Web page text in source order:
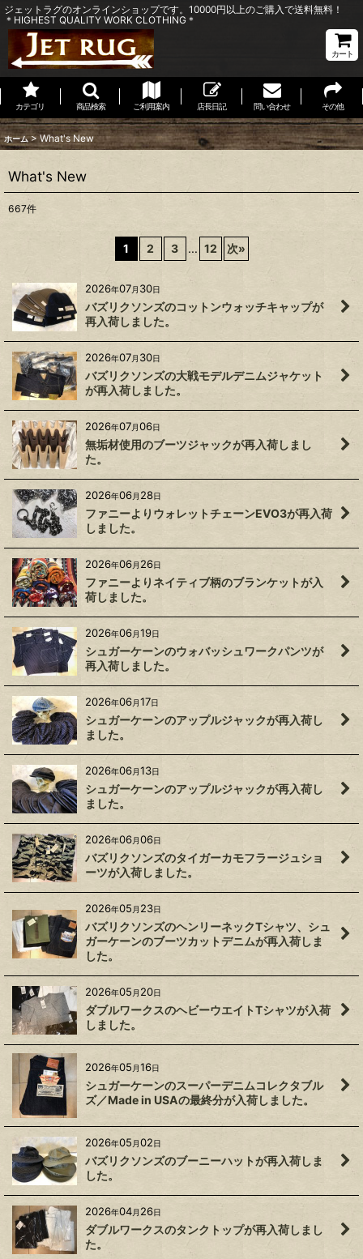
ジェットラグのオンラインショップです。10000円以上のご購入で送料無料！
＊HIGHEST QUALITY WORK CLOTHING＊
カート
カテゴリ 商品検索 ご利用案内 店長日記 問い合わせ その他
ホーム > What's New
What's New
667件
1 2 3 ... 12 次»
2026年07月 30日
バズリクソンズのコットンウォッチキャップが
再入荷しました。
2026年07月 30日
バズリクソンズの大戦モデルデニムジャケット
が再入荷しました。
2026年07月06日
無垢材使用のブーツジャックが再入荷しまし
た。
2026年06月 28日
ファニーよりウォレットチェーンEVO3が再入荷
しました。
2026年06月 26日
ファニーよりネイティブ柄のブランケットが入
荷しました。
2026年06月19日
シュガーケーンのウォバッシュワークパンツが
再入荷しました。
2026年06月17日
シュガーケーンのアップルジャックが再入荷し
ました。
2026年06月13日
シュガーケーンのアップルジャックが再入荷し
ました。
2026年06月06日
バズリクソンズのタイガーカモフラージュショ
ーツが入荷しました。
2026年05 月 23日
バズリクソンズのヘンリーネックTシャツ、シュ
ガーケーンのブーツカットデニムが再入荷しま
した。
2026年05 月 20日
ダブルワークスのヘビーウエイトTシャツが入荷
しました。
2026年05 月16日
シュガーケーンのスーパーデニムコレクタブル
ズ／Made in USAの最終分が入荷しました。
2026年05 月02日
バズリクソンズのブーニーハットが再入荷しま
した。
2026年04月 26日
ダブルワークスのタンクトップが再入荷しまし
た。